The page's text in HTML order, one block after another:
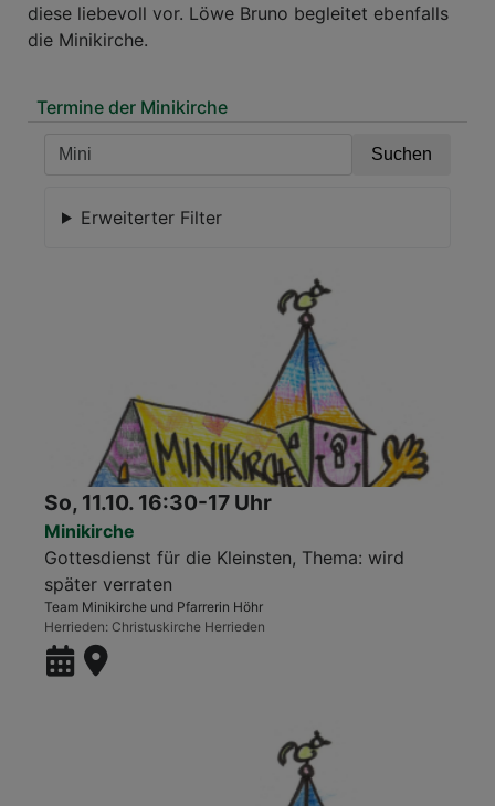
diese liebevoll vor. Löwe Bruno begleitet ebenfalls
die Minikirche.
Termine der Minikirche
Erweiterter Filter
So, 11.10. 16:30-17 Uhr
Minikirche
Gottesdienst für die Kleinsten, Thema: wird
später verraten
Team Minikirche und Pfarrerin Höhr
Herrieden Christuskirche Herrieden